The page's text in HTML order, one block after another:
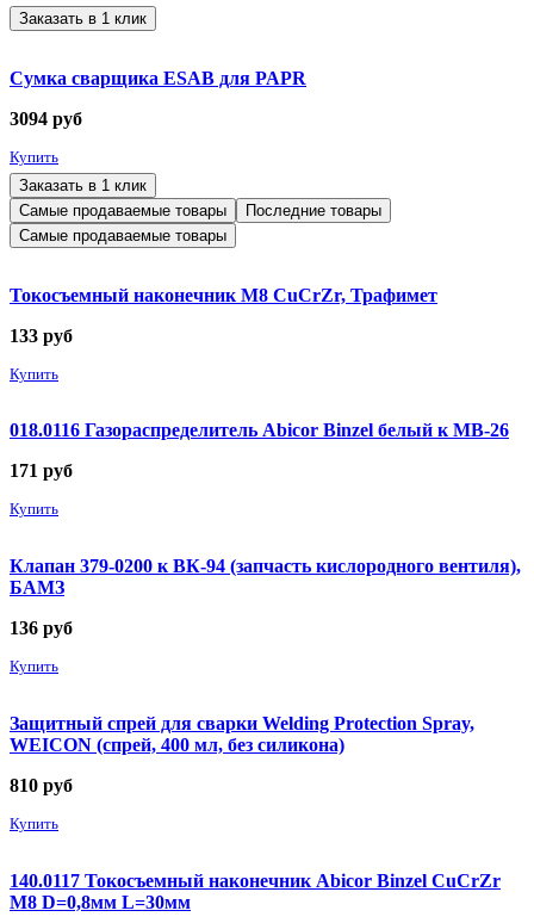
Заказать в 1 клик
Сумка сварщика ESAB для PAPR
3094 руб
Купить
Заказать в 1 клик
Самые продаваемые товары
Последние товары
Самые продаваемые товары
Токосъемный наконечник М8 CuCrZr, Трафимет
133 руб
Купить
018.0116 Газораспределитель Abicor Binzel белый к MB-26
171 руб
Купить
Клапан 379-0200 к ВК-94 (запчасть кислородного вентиля),
БАМЗ
136 руб
Купить
Защитный спрей для сварки Welding Protection Spray,
WEICON (спрей, 400 мл, без силикона)
810 руб
Купить
140.0117 Токосъемный наконечник Abicor Binzel CuCrZr
М8 D=0,8мм L=30мм